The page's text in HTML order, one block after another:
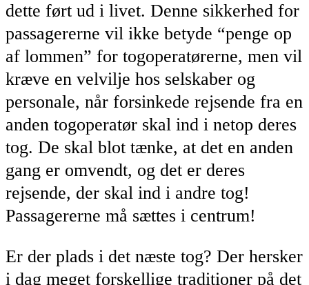
dette ført ud i livet. Denne sikkerhed for
passagererne vil ikke betyde “penge op
af lommen” for togoperatørerne, men vil
kræve en velvilje hos selskaber og
personale, når forsinkede rejsende fra en
anden togoperatør skal ind i netop deres
tog. De skal blot tænke, at det en anden
gang er omvendt, og det er deres
rejsende, der skal ind i andre tog!
Passagererne må sættes i centrum!
Er der plads i det næste tog? Der hersker
i dag meget forskellige traditioner på det